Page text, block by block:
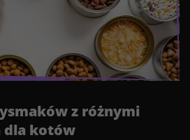
z różnymi
dla kotów